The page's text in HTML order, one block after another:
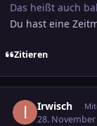
Das heißt auch
Du hast eine
Zitieren
Irwisch
28. November